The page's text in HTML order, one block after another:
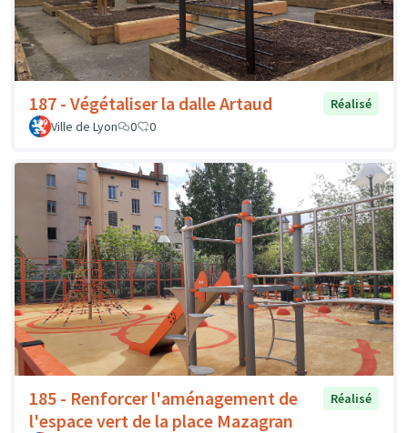
187 - Végétaliser la dalle Artaud
Réalisé
Ville de Lyon
0 0
185 - Renforcer l'aménagement de
l'espace vert de la place Mazagran
Réalisé